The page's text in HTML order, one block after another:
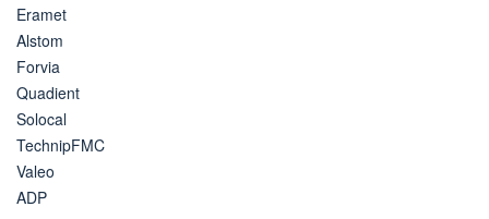
Eramet
Alstom
Forvia
Quadient
Solocal
TechnipFMC
Valeo
ADP